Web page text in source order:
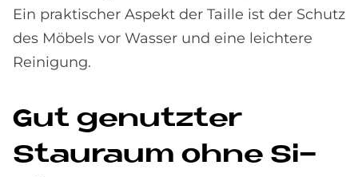
Ein praktischer Aspekt der Taille ist der Schutz
des Möbels vor Wasser und eine leichtere
Reinigung.
Gut ge­nutz­ter
Stau­raum ohne Si­